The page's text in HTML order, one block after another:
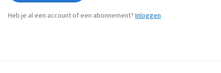
Heb je al een account of een abonnement? Inloggen